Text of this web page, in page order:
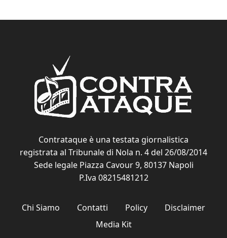
Contrataque è una testata giornalistica
registrata al Tribunale di Nola n. 4 del 26/08/2014
Sede legale Piazza Cavour 9, 80137 Napoli
P.Iva 08215481212
Chi Siamo Contatti Policy
Disclaimer
Media Kit